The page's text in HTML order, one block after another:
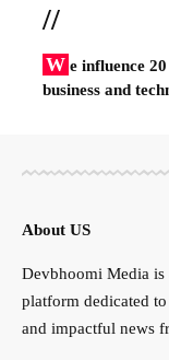
//
W e influence
business and
About US
Devbhoomi Media is
platform dedicated
and impactful news